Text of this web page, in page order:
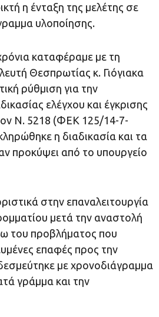
η ένταξη της μελέτης σε
υλοποίησης.
καταφέραμε με τη
Θεσπρωτίας κ. Γιόγιακα
ρύθμιση για την
ελέγχου και έγκρισης
Ν. 5218 (ΦΕΚ 125/14-7-
η διαδικασία και τα
προκύψει από το υπουργείο
στην επαναλειτουργία
μετά την αναστολή
του προβλήματος που
επαφές προς την
με χρονοδιάγραμμα
γράμμα και την